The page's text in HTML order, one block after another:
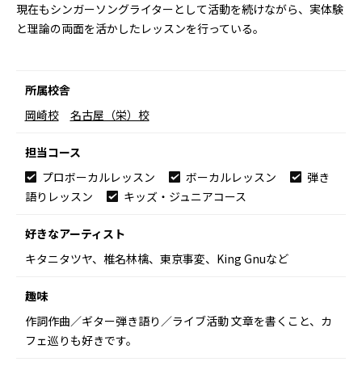
現在もシンガーソングライターとして活動を続けながら、実体験
と理論の両面を活かしたレッスンを行っている。
所属校舎
岡崎校
名古屋（栄）校
担当コース
プロボーカルレッスン
ボーカルレッスン
弾き
語りレッスン
キッズ・ジュニアコース
好きなアーティスト
キタニタツヤ、椎名林檎、東京事変、King Gnuなど
趣味
作詞作曲／ギター弾き語り／ライブ活動 文章を書くこと、カ
フェ巡りも好きです。